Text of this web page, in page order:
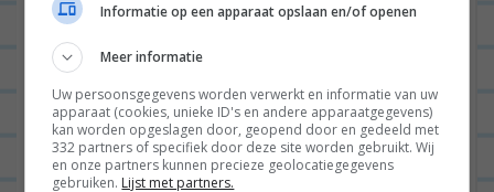
Lekkerrrr! Die hazelnoten ga ik
volgende keer zeker proberen! Haha,
the Bridge is goed hea .. is ook een
seizoen 2 van trouwens, vergeet die
vooral niet 😀
Informatie op een apparaat opslaan en/of openen
Meer informatie
Uw persoonsgegevens worden verwerkt en informatie van uw
apparaat (cookies, unieke ID's en andere apparaatgegevens)
kan worden opgeslagen door, geopend door en gedeeld met
332 partners of specifiek door deze site worden gebruikt. Wij
en onze partners kunnen precieze geolocatiegegevens
gebruiken. Lijst met partners.